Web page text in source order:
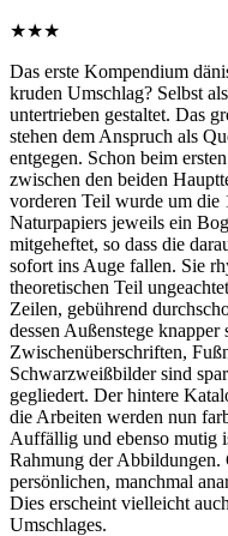
★★★
Das erste Kompendium
kruden Umschlag? Selbst
untertrieben gestaltet. Das
stehen dem Anspruch als
entgegen. Schon beim
zwischen den beiden
vorderen Teil wurde um die
Naturpapiers jeweils ein
mitgeheftet, so dass die
sofort ins Auge fallen. Sie
theoretischen Teil
Zeilen, gebührend
dessen Außenstege knapper
Zwischenüberschriften,
Schwarzweißbilder sind
gegliedert. Der hintere
die Arbeiten werden nun
Auffällig und ebenso mutig
Rahmung der
persönlichen, manchmal
Dies erscheint vielleicht
Umschlages.